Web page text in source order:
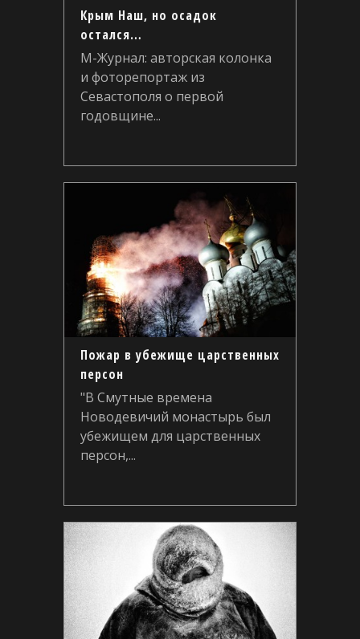
Крым Наш, но осадок
остался…
М-Журнал: авторская колонка
и фоторепортаж из
Севастополя о первой
годовщине...
Пожар в убежище царственных
персон
"В Смутные времена
Новодевичий монастырь был
убежищем для царственных
персон,...